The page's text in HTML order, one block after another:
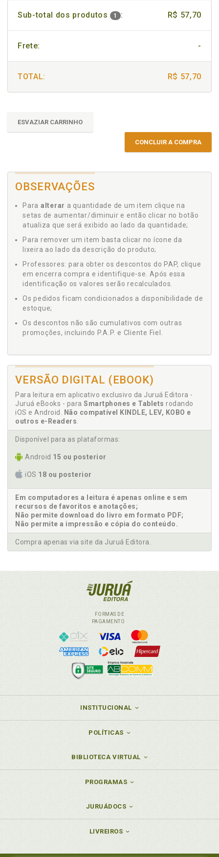
Sub-total dos produtos 1 : R$ 57,70
Frete: -
TOTAL: R$ 57,70
ESVAZIAR CARRINHO
CONCLUIR A COMPRA
OBSERVAÇÕES
Para alterar a quantidade de um item clique na
setas de aumentar/diminuir e então clicar no botão
atualiza que será exibido ao lado da quantidade;
Para remover um item basta clicar no ícone da
lixeira ao lado da descrição do produto;
Professores: para obter os descontos do PAP, clique
em encerra compra e identifique-se. Após essa
identificação os valores serão recalculados.
Os pedidos ficam condicionados a disponibilidade de
estoque;
Os descontos não são cumulativos com outras
promoções, incluindo P.A.P. e Cliente Fiel.
VERSÃO DIGITAL (EBOOK)
Para leitura em aplicativo exclusivo da Juruá Editora -
Juruá eBooks - para Smartphones e Tablets rodando
iOS e Android.
Não compatível KINDLE, LEV, KOBO e
outros e-Readers
Disponível para as plataformas:
Android 15 ou posterior
iOS 18 ou posterior
Em computadores a leitura é apenas online e sem
recursos de favoritos e anotações;
Não permite download do livro em formato PDF;
Não permite a impressão e cópia do conteúdo.
Compra apenas via site da Juruá Editora.
FORMAS DE
PAGAMENTO
INSTITUCIONAL
POLÍTICAS
BIBLIOTECA VIRTUAL
PROGRAMAS
JURUÁDOCS
LIVREIROS